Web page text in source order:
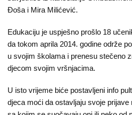
Đoša i Mira Milićević.
Edukaciju je uspješno prošlo 18
da tokom aprila 2014. godine održe
u svojim školama i prenesu stečeno
djecom svojim vršnjacima.
U isto vrijeme biće postavljeni info
djeca moći da ostavljaju svoje prijave